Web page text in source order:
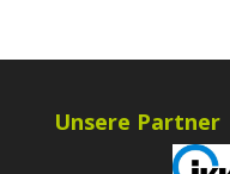
Unsere Partner